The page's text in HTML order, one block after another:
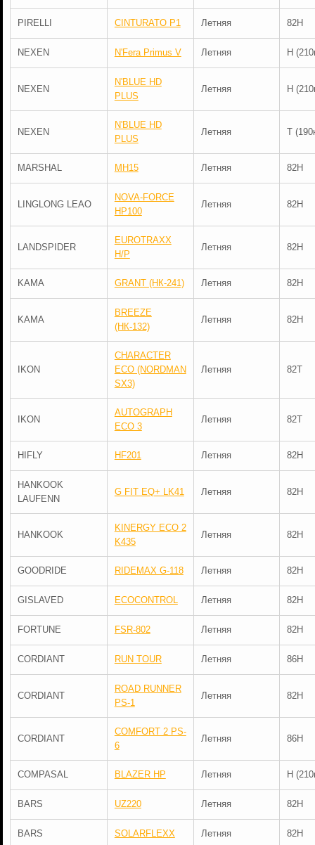
PIRELLI CINTURATO P1 Летняя 82H
NEXEN N'Fera Primus V Летняя H
NEXEN
N'BLUE HD
PLUS
Летняя H
NEXEN
N'BLUE HD
PLUS
Летняя T
MARSHAL MH15 Летняя 82H
LINGLONG LEAO
NOVA-FORCE
HP100
Летняя 82H
LANDSPIDER
EUROTRAXX
H/P
Летняя 82H
KAMA GRANT (НК-241) Летняя 82H
KAMA
BREEZE
(НК-132)
Летняя 82H
IKON
CHARACTER
ECO (NORDMAN
SX3)
Летняя 82T
IKON
AUTOGRAPH
ECO 3
Летняя 82T
HIFLY HF201 Летняя 82H
HANKOOK
LAUFENN
G FIT EQ+ LK41 Летняя 82H
HANKOOK
KINERGY ECO 2
K435
Летняя 82H
GOODRIDE RIDEMAX G-118 Летняя 82H
GISLAVED ECOCONTROL Летняя 82H
FORTUNE FSR-802 Летняя 82H
CORDIANT RUN TOUR Летняя 86H
CORDIANT
ROAD RUNNER
PS-1
Летняя 82H
CORDIANT
COMFORT 2 PS-
6
Летняя 86H
COMPASAL BLAZER HP Летняя H
BARS UZ220 Летняя 82H
BARS SOLARFLEXX Летняя 82H